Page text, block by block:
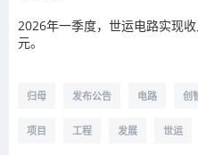
2026年一季度，世运电路实现
元。
归母 发布公告 电路 创
项目 工程 发展 世运